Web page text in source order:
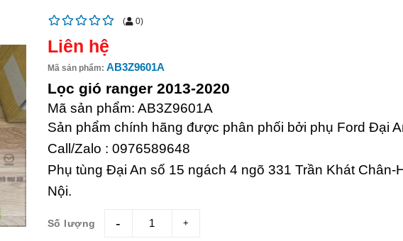
( 0)
Liên hệ
Mã sản phẩm: AB3Z9601A
Lọc gió ranger 2013-2020
Mã sản phẩm: AB3Z9601A
Sản phẩm chính hãng được phân phối bởi phụ Ford Đại
Call/Zalo : 0976589648
Phụ tùng Đại An số 15 ngách 4 ngõ 331 Trần Khát Chân-
Nội.
Số lượng giam tang